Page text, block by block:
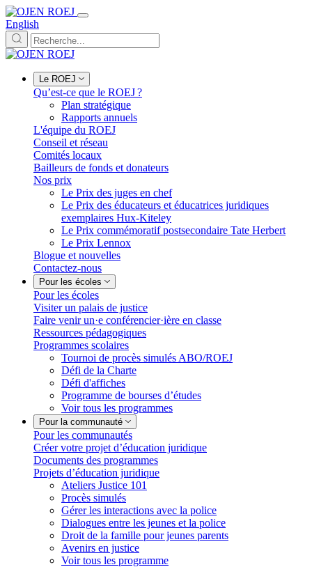
English
Le ROEJ
Qu’est-ce que le ROEJ ?
Plan stratégique
Rapports annuels
L'équipe du ROEJ
Conseil et réseau
Comités locaux
Bailleurs de fonds et donateurs
Nos prix
Le Prix des juges en chef
Le Prix des éducateurs et éducatrices juridiques
exemplaires Hux-Kiteley
Le Prix commémoratif postsecondaire Tate Herbert
Le Prix Lennox
Blogue et nouvelles
Contactez-nous
Pour les écoles
Pour les écoles
Visiter un palais de justice
Faire venir un·e conférencier·ière en classe
Ressources pédagogiques
Programmes scolaires
Tournoi de procès simulés ABO/ROEJ
Défi de la Charte
Défi d'affiches
Programme de bourses d’études
Voir tous les programmes
Pour la communauté
Pour les communautés
Créer votre projet d’éducation juridique
Documents des programmes
Projets d’éducation juridique
Ateliers Justice 101
Procès simulés
Gérer les interactions avec la police
Dialogues entre les jeunes et la police
Droit de la famille pour jeunes parents
Avenirs en justice
Voir tous les programme